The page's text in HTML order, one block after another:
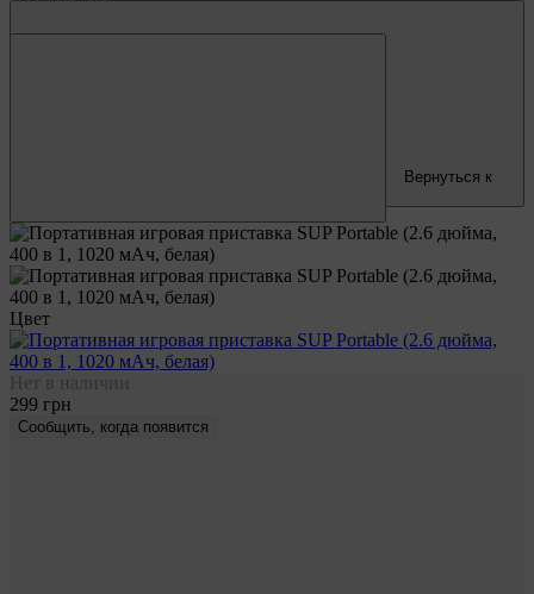
Вернуться к
Цвет
Нет в наличии
299 грн
Сообщить, когда появится